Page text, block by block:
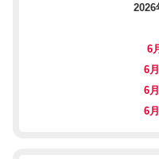
2026
6
6
6
6